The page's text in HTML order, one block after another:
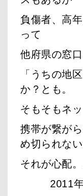
負傷者、高
って
他府県の窓
「うちの地
か？とも。
そもそもネ
携帯が繋が
め切られな
それが心配。
2011